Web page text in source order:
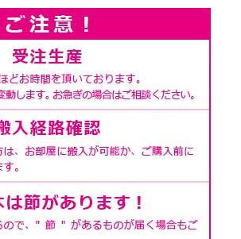
ツキ板で仕上げている、高級感のある
してもお使いいただけます。